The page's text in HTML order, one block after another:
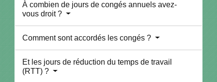
À combien de jours de congés annuels avez-
vous droit ?
Comment sont accordés les congés ?
Et les jours de réduction du temps de travail
(RTT) ?